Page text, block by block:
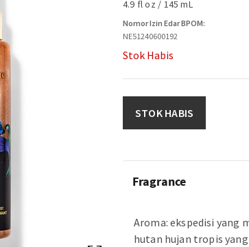
4.9 fl oz / 145 mL
Nomor Izin Edar BPOM:
NE51240600192
Stok Habis
STOK HABIS
Fragrance
Aroma: ekspedisi yang
hutan hujan tropis